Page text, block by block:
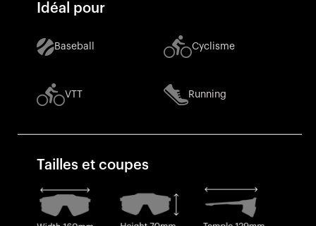
Idéal pour
Baseball Cyclisme
VTT Running
Tailles et coupes